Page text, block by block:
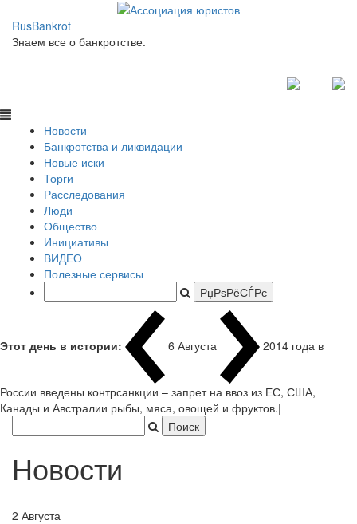
RusBankrot
Знаем все о банкротстве.
Новости
Банкротства и ликвидации
Новые иски
Торги
Расследования
Люди
Общество
Инициативы
ВИДЕО
Полезные сервисы
Этот день в истории: 6 Августа 2014 года в
России введены контрсанкции – запрет на ввоз из ЕС, США,
Канады и Австралии рыбы, мяса, овощей и фр|
Новости
2 Августа